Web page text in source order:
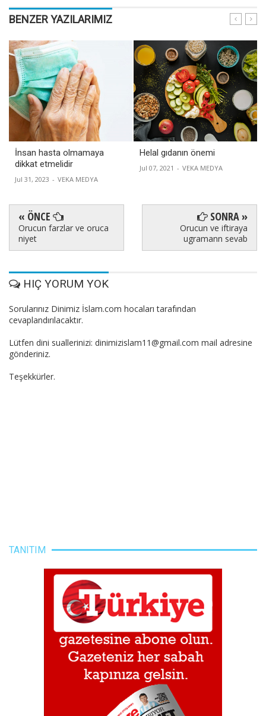
BENZER YAZILARIMIZ
İnsan hasta olmamaya
dikkat etmelidir
Jul 31, 2023 - VEKA MEDYA
Helal gıdanın önemi
Jul 07, 2021 - VEKA MEDYA
« ÖNCE
Orucun farzlar ve oruca
niyet
SONRA »
Orucun ve iftiraya
ugramann sevab
HIÇ YORUM YOK
Sorularınız Dinimiz İslam.com hocaları tarafından
cevaplandırılacaktır.
Lütfen dini suallerinizi: dinimizislam11@gmail.com mail adresine
gönderiniz.
Teşekkürler.
TANITIM